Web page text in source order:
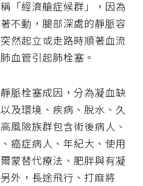
「經濟艙症候群」，因為
不動，腿部深處的靜脈容
然起立或走路時順著血流
血管引起肺栓塞。
脈栓塞成因，分為凝血缺
及環境、疾病、脫水、久
風險族群包含術後病人、
癌症病人、年紀大、使用
蒙替代療法、肥胖與有凝
外，長途飛行、打麻將